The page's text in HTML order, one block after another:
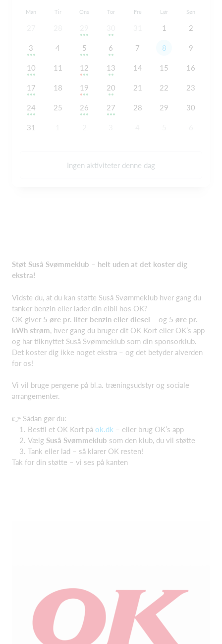
Man Tir Ons Tor Fre Lør Søn
1 2
3 4 5 6 7 8 9
10 11 12 13 14 15 16
17 18 19 20 21 22 23
24 25 26 27 28 29 30
31
Ingen aktiviteter denne dag
Støt Suså Svømmeklub – helt uden at det koster dig
ekstra!
Vidste du, at du kan støtte Suså Svømmeklub hver gang du
tanker benzin eller lader din elbil hos OK?
OK giver 5 øre pr. liter benzin eller diesel – og 5 øre pr.
kWh strøm, hver gang du bruger dit OK Kort eller OK’s app
og har tilknyttet Suså Svømmeklub som din sponsorklub.
Det koster dig ikke noget ekstra – og det betyder alverden
for os!
Vi vil bruge pengene på bl.a. træningsudstyr og sociale
arrangementer.
👉 Sådan gør du:
Bestil et OK Kort på ok.dk – eller brug OK’s app
Vælg Suså Svømmeklub som den klub, du vil støtte
Tank eller lad – så klarer OK resten!
Tak for din støtte – vi ses på kanten